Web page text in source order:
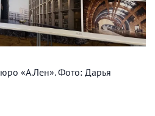
«А.Лен». Фото: Дарья